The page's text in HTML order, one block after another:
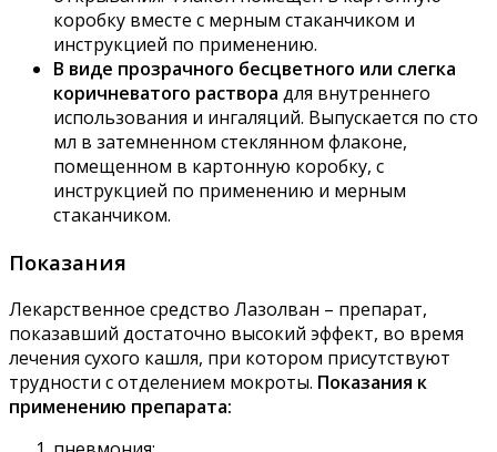
коробку вместе с мерным стаканчиком и
инструкцией по применению.
В виде прозрачного бесцветного или слегка
коричневатого раствора для внутреннего
использования и ингаляций. Выпускается по сто
мл в затемненном стеклянном флаконе,
помещенном в картонную коробку, с
инструкцией по применению и мерным
стаканчиком.
Показания
Лекарственное средство Лазолван – препарат,
показавший достаточно высокий эффект, во время
лечения сухого кашля, при котором присутствуют
трудности с отделением мокроты. Показания к
применению препарата: